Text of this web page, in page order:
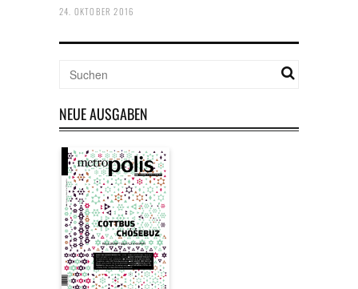
24. OKTOBER 2016
NEUE AUSGABEN